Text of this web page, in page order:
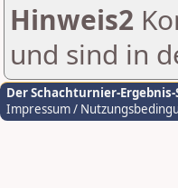
Hinweis2
und sind in
Der Schachturnier-
Impressum /